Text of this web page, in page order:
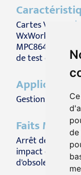
de
Cartes VME 6U |
WxWorks 6.2
MPC8641 2
de test
Applications :
Gestion des
Faits
Arrêt de
impact client
d'obsolescence)